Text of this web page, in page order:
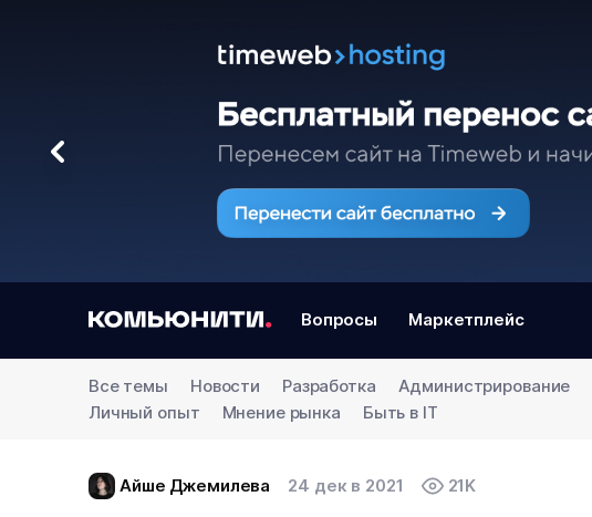
Вопросы Маркетплейс
Все темы Новости Разработка Администрирование
Личный опыт
Мнение рынка Быть в IT
Айше Джемилева 24 дек в 2021 21K